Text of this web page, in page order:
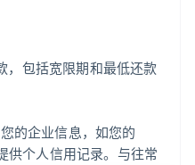
，包括宽限期和最低还款
的企业信息，如您的
供个人信用记录。与往常